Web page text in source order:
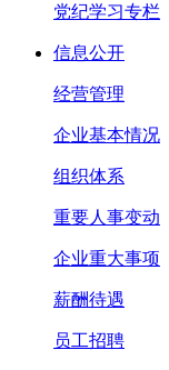
党纪学习专栏
信息公开
经营管理
企业基本情况
组织体系
重要人事变动
企业重大事项
薪酬待遇
员工招聘